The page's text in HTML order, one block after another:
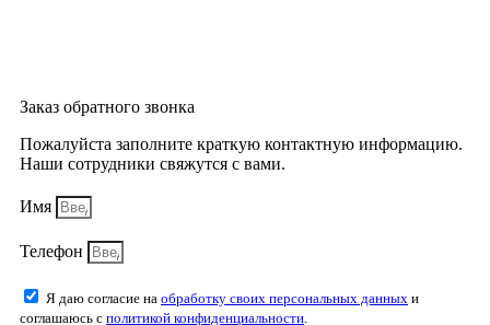
Заказ обратного звонка
Пожалуйста заполните краткую контактную информацию.
Наши сотрудники свяжутся с вами.
Имя
Телефон
Я даю согласие на обработку своих персональных данных и
соглашаюсь с политикой конфиденциальности